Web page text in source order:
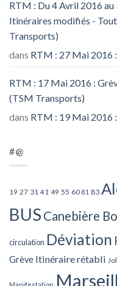
RTM : Du 4 Avril 2016
Itinéraires modifiés -
Transports)
dans RTM : 27 Mai 2016
RTM : 17 Mai 2016 :
(TSM Transports)
dans RTM : 19 Mai 2016
#@
19 27 31 41 49 55 60 81 83
BUS Canebière
circulation Déviation
Grève Itinéraire rétabli